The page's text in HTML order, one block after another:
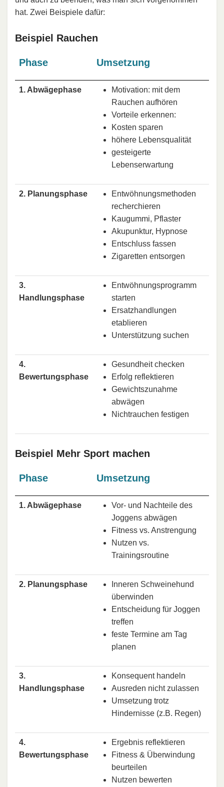
hat. Zwei Beispiele dafür:
Beispiel Rauchen
Phase Umsetzung
1. Abwägephase
Motivation: mit dem
Rauchen aufhören
Vorteile erkennen:
Kosten sparen
höhere Lebensqualität
gesteigerte
Lebenserwartung
2. Planungsphase
Entwöhnungsmethoden
recherchieren
Kaugummi, Pflaster
Akupunktur, Hypnose
Entschluss fassen
Zigaretten entsorgen
3.
Handlungsphase
Entwöhnungsprogramm
starten
Ersatzhandlungen
etablieren
Unterstützung suchen
4.
Bewertungsphase
Gesundheit checken
Erfolg reflektieren
Gewichtszunahme
abwägen
Nichtrauchen festigen
Beispiel Mehr Sport machen
Phase Umsetzung
1. Abwägephase
Vor- und Nachteile des
Joggens abwägen
Fitness vs. Anstrengung
Nutzen vs.
Trainingsroutine
2. Planungsphase
Inneren Schweinehund
überwinden
Entscheidung für Joggen
treffen
feste Termine am Tag
planen
3.
Handlungsphase
Konsequent handeln
Ausreden nicht zulassen
Umsetzung trotz
Hindernisse (z.B. Regen)
4.
Bewertungsphase
Ergebnis reflektieren
Fitness & Überwindung
beurteilen
Nutzen bewerten